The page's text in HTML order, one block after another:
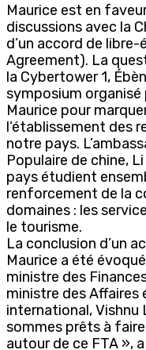
Maurice est en
discussions avec la
d’un accord de
Agreement). La
la Cybertower 1,
symposium organisé
Maurice pour
l’établissement des
notre pays.
Populaire de chine,
pays étudient
renforcement de la
domaines : les
le tourisme.
La conclusion d’un
Maurice a été
ministre des
ministre des Affaires
international, Vishnu
sommes prêts à
autour de ce FTA »,